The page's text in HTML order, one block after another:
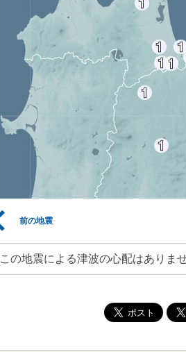
前の地震
この地震による津波の心配はありませ